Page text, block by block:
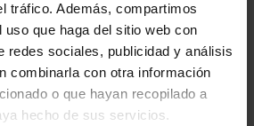
tráfico. Además, compartimos
uso que haga del sitio web con
redes sociales, publicidad y análisis
combinarla con otra información
o que hayan recopilado a
hecho de sus servicios.
1
2